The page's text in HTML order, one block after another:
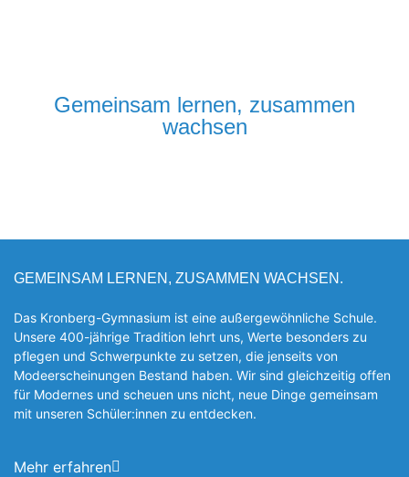
Gemeinsam lernen, zusammen
wachsen
GEMEINSAM LERNEN, ZUSAMMEN WACHSEN.
Das Kronberg-Gymnasium ist eine außergewöhnliche Schule.
Unsere 400-jährige Tradition lehrt uns, Werte besonders zu
pflegen und Schwerpunkte zu setzen, die jen­seits von
Modeerscheinungen Be­stand haben. Wir sind gleichzeitig offen
für Modernes und scheuen uns nicht, neue Dinge gemeinsam
mit unseren Schüler:innen zu entde­cken.
Mehr erfahren